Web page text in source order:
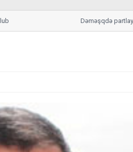
Dəməşqdə